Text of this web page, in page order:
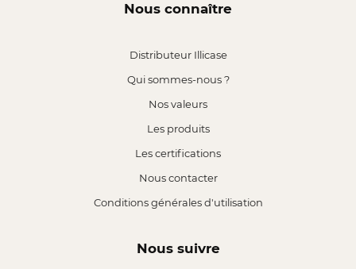
Nous connaître
Distributeur Illicase
Qui sommes-nous ?
Nos valeurs
Les produits
Les certifications
Nous contacter
Conditions générales d'utilisation
Nous suivre